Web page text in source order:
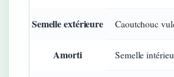
Semelle extérieure Caoutchouc
Amorti Semelle